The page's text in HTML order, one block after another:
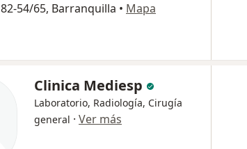
54/65, Barranquilla • Mapa
Clinica Mediesp
Laboratorio, Radiología, Cirugía
general · Ver más